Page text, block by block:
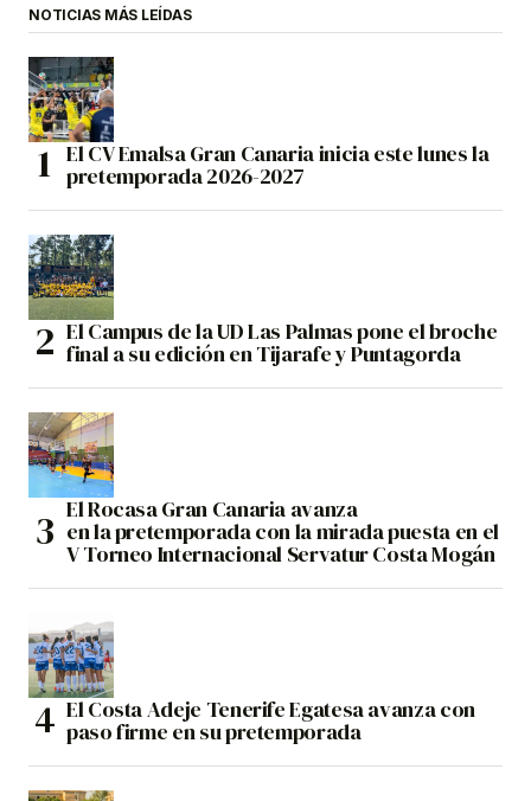
NOTICIAS MÁS LEÍDAS
El CV Emalsa Gran Canaria inicia este lunes la
pretemporada 2026-2027
El Campus de la UD Las Palmas pone el broche
final a su edición en Tijarafe y Puntagorda
El Rocasa Gran Canaria avanza
en la pretemporada con la mirada puesta en el
V Torneo Internacional Servatur Costa Mogán
El Costa Adeje Tenerife Egatesa avanza con
paso firme en su pretemporada